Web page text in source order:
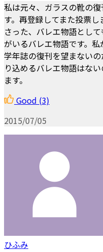
私は元々、ガラスの靴の
す。再登録してまた投票
さった、バレエ物語とし
がいるバレエ物語です。
学年誌の復刊を望まない
り込めるバレエ物語はな
ます。
Good (3)
2015/07/05
ひふみ